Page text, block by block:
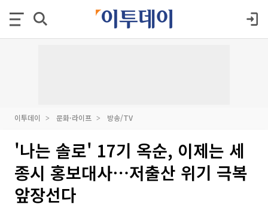
이투데이 문화·라이프 방송/TV
'나는 솔로' 17기 옥순, 이제는 세
종시 홍보대사⋯저출산 위기 극복
앞장선다